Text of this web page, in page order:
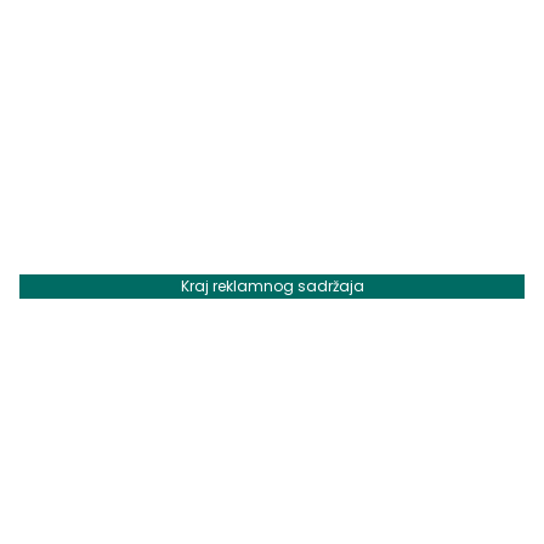
Kraj reklamnog sadržaja